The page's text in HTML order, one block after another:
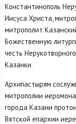
Константинополь
Иисуса Христа,
митрополит
Божественную
честь
Казанки.
Архипастырям
митрополии
города Казани
Вятской епархии